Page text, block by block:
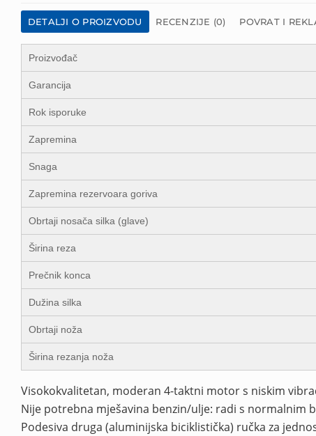
DETALJI O PROIZVODU RECENZIJE (0) POVRAT I
Proizvođač
Garancija
Rok isporuke
Zapremina
Snaga
Zapremina rezervoara goriva
Obrtaji nosača silka (glave)
Širina reza
Prečnik konca
Dužina silka
Obrtaji noža
Širina rezanja noža
Visokokvalitetan, moderan 4-taktni motor s niskim
Nije potrebna mješavina benzin/ulje: ​​radi s normalnim
Podesiva druga (aluminijska biciklistička) ručka za